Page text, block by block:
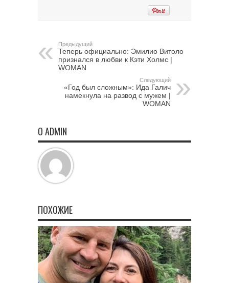
Предыдущий
Теперь официально: Эмилио Витоло
признался в любви к Кэти Холмс |
WOMAN
Следующий
«Год был сложным»: Ида Галич
намекнула на развод с мужем |
WOMAN
О ADMIN
ПОХОЖИЕ